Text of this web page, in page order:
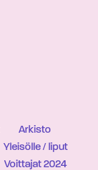
Arkisto
Yleisölle / liput
Voittajat 2024